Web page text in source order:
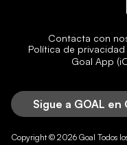
Contacta con
Política de privacidad
Goal App
Sigue a GOAL en
Copyright © 2026 Goal Todos